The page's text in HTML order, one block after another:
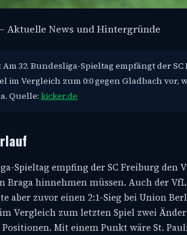
Aktuelle News und Hintergründe
Am 32. Bundesliga-Spieltag empfängt der
im Vergleich zum 0:0 gegen Gladbach
Quelle:kicker.de
Spieltag empfing der SC Freiburg
Braga hinnehmen müssen. Auch der
aber zuvor einen 2:1-Sieg bei Union
Vergleich zum letzten Spiel zwei
Mit einem Punkt wäre St.